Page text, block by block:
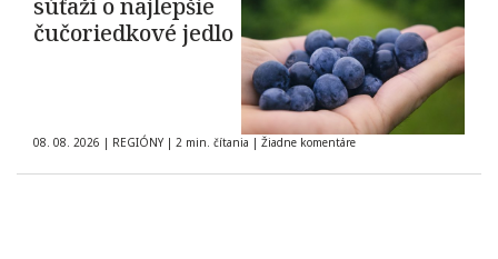
súťaží o najlepšie
čučoriedkové jedlo
08. 08. 2026 | REGIÓNY | 2 min. čítania | Žiadne komentáre